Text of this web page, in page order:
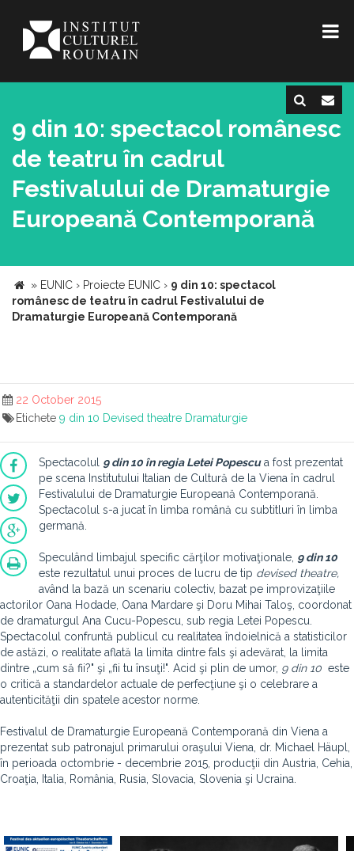
9 din 10: spectacol românesc
de teatru în cadrul
Festivalului de Dramaturgie
Europeană Contemporană
» EUNIC › Proiecte EUNIC › 9 din 10: spectacol
românesc de teatru în cadrul Festivalului de
Dramaturgie Europeană Contemporană
22 October 2015
Etichete 9 din 10 Devised theatre Dramaturgie
Spectacolul 9 din 10 în regia Letei Popescua fost prezentat
pe scena Institutului Italian de Cultură de la Viena în cadrul
Festivalului de Dramaturgie Europeană Contemporană.
Spectacolul s-a jucat în limba română cu subtitluri în limba
germană.
Speculând limbajul specific cărţilor motivaţionale, 9 din 10
este rezultatul unui proces de lucru de tip devised theatre,
având la bază un scenariu colectiv, bazat pe improvizaţiile
actorilor Oana Hodade, Oana Mardare şi Doru Mihai Taloş, coordonat
de dramaturgul Ana Cucu-Popescu, sub regia Letei Popescu.
Spectacolul confruntă publicul cu realitatea îndoielnică a statisticilor
de astăzi, o realitate aflată la limita dintre fals şi adevărat, la limita
dintre „cum să fii?" şi „fii tu însuţi!". Acid şi plin de umor, 9 din 10 este
o critică a standardelor actuale de perfecţiune şi o celebrare a
autenticităţii din spatele acestor norme.
Festivalul de Dramaturgie Europeană Contemporană din Viena a
prezentat sub patronajul primarului oraşului Viena, dr. Michael Häupl,
în perioada octombrie - decembrie 2015, producţii din Austria, Cehia,
Croaţia, Italia, România, Rusia, Slovacia, Slovenia şi Ucraina.